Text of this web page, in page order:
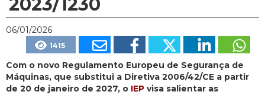
2023/1230
06/01/2026
1415
Com o novo Regulamento Europeu de Segurança de
Máquinas, que substitui a Diretiva 2006/42/CE a partir
de 20 de janeiro de 2027, o IEP visa salientar as